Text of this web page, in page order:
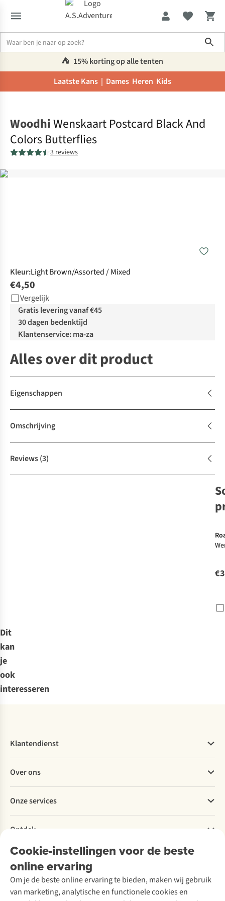
⛺️ 15% korting op alle tenten
Laatste Kans | Dames Heren Kids
WoodhiWenskaart Postcard Black And
Colors Butterflies
3 reviews
Kleur:Light Brown/Assorted / Mixed
€4,50
Vergelijk
Gratis levering vanaf €45
30 dagen bedenktijd
Klantenservice: ma-za
Alles over dit product
Eigenschappen
Omschrijving
Reviews(3)
Dit
kan
je
ook
interesseren
Cookie-instellingen voor de beste
online ervaring
Om je de beste online ervaring te bieden, maken wij gebruik
van marketing, analytische en functionele cookies en
Klantendienst
Bestellen
Betalen
Levering
Retourneren
Bestelling herroepen
Garantie
Contact
Over ons
Explore More
Verantwoord ondernemen
Over Ayacucho
Onze winkels
Over A.S.Adventure
Toegankelijkheidsverklaring
Onze services
Ski-onderhoud
Wasservice
Schoenonderhoud
Schoenherstelling
Kledingherstelling
Ontdek
A.S.Magazine
Podcast
Explore Academy
Explore Camp
Meld je aan voor de nieuwsbrief